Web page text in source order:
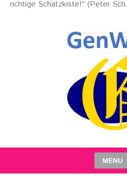
richtige Schatzkiste!“ (Peter
MENU